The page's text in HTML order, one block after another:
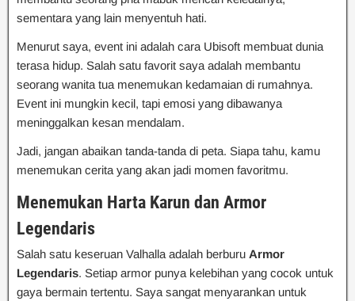
sementara yang lain menyentuh hati.
Menurut saya, event ini adalah cara Ubisoft membuat dunia
terasa hidup. Salah satu favorit saya adalah membantu
seorang wanita tua menemukan kedamaian di rumahnya.
Event ini mungkin kecil, tapi emosi yang dibawanya
meninggalkan kesan mendalam.
Jadi, jangan abaikan tanda-tanda di peta. Siapa tahu, kamu
menemukan cerita yang akan jadi momen favoritmu.
Menemukan Harta Karun dan Armor
Legendaris
Salah satu keseruan Valhalla adalah berburu Armor
Legendaris. Setiap armor punya kelebihan yang cocok untuk
gaya bermain tertentu. Saya sangat menyarankan untuk